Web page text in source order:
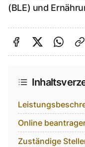
(BLE) und
Auf Auf
Online
Zuständige